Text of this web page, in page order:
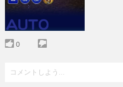
0
コメントしよう...